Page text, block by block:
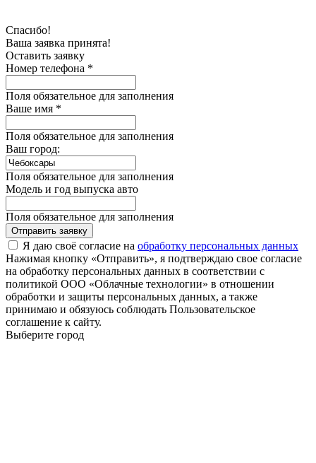
Спасибо!
Ваша заявка принята!
Оставить заявку
Номер телефона *
Поля обязательное для заполнения
Ваше имя *
Поля обязательное для заполнения
Ваш город:
Поля обязательное для заполнения
Модель и год выпуска авто
Поля обязательное для заполнения
Отправить заявку
Я даю своё согласие на обработку персональных данных
Нажимая кнопку «Отправить», я подтверждаю свое согласие
на обработку персональных данных в соответствии с
политикой ООО «Облачные технологии» в отношении
обработки и защиты персональных данных, а также
принимаю и обязуюсь соблюдать Пользовательское
соглашение к сайту.
Выберите город